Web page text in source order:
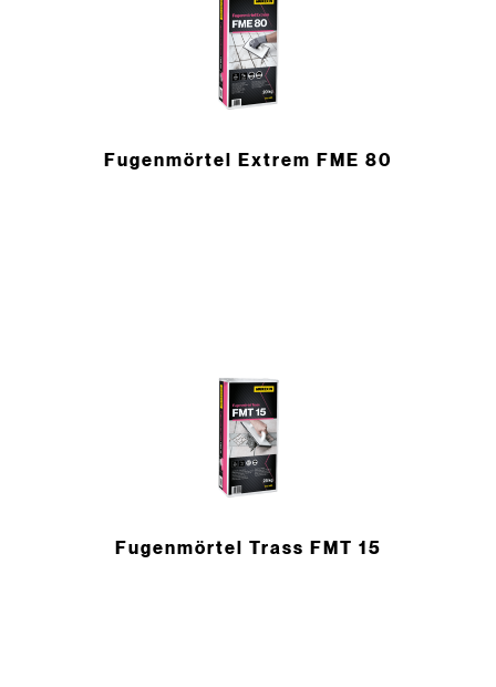
Fugenmörtel Extrem FME 80
Fugenmörtel Trass FMT 15